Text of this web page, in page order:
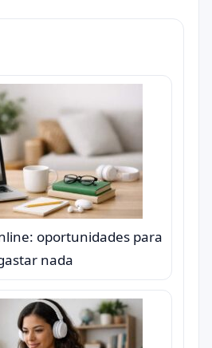
oportunidades para
nada